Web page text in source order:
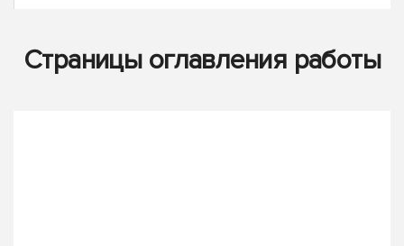
Страницы оглавления работы